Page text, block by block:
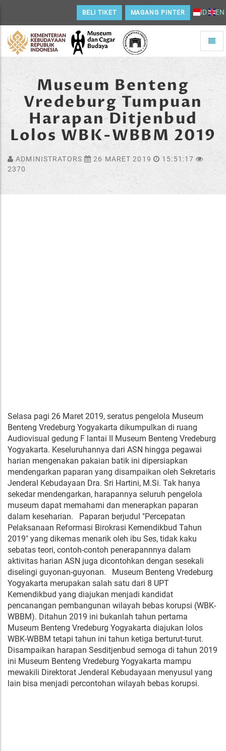
BELI TIKET MAGANG PINTER ID EN
Home
Toggle
Museum Benteng
Vredeburg Tumpuan
Harapan Ditjenbud
Lolos WBK-WBBM 2019
ADMINISTRATORS 26 MARET 2019
15:51:17
2370
Selasa pagi 26 Maret 2019, seratus pengelola Museum
Benteng Vredeburg Yogyakarta dikumpulkan di ruang
Audiovisual gedung F lantai II Museum Benteng Vredeburg
Yogyakarta. Keseluruhannya dari ASN hingga pegawai
harian mengenakan pakaian batik ini dipersiapkan
mendengarkan paparan yang disampaikan oleh Sekretaris
Jenderal Kebudayaan Dra. Sri Hartini, M.Si. Tak hanya
sekedar mendengarkan, harapannya seluruh pengelola
museum dapat memahami dan menerapkan paparan
dalam keseharian. Paparan berjudul "Percepatan
Pelaksanaan Reformasi Birokrasi Kemendikbud Tahun
2019" yang dikemas menarik oleh ibu Ses, tidak kaku
sebatas teori, contoh-contoh penerapannnya dalam
aktivitas harian ASN juga dicontohkan dengan sesekali
diselingi guyonan-guyonan. Museum Benteng Vredeburg
Yogyakarta merupakan salah satu dari 8 UPT
Kemendikbud yang diajukan menjadi kandidat
pencanangan pembangunan wilayah bebas korupsi (WBK-
WBBM). Ditahun 2019 ini bukanlah tahun pertama
Museum Benteng Vredeburg Yogyakarta diajukan lolos
WBK-WBBM tetapi tahun ini tahun ketiga berturut-turut.
Disampaikan harapan Sesditjenbud semoga di tahun 2019
ini Museum Benteng Vredeburg Yogyakarta mampu
mewakili Direktorat Jenderal Kebudayaan menyusul yang
lain bisa menjadi percontohan wilayah bebas korupsi.